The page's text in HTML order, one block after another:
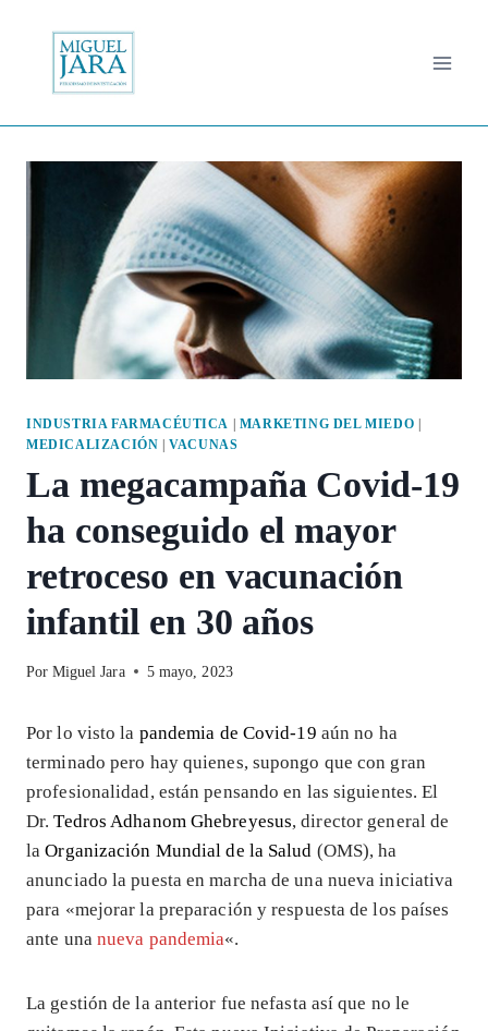
contenido
INDUSTRIA FARMACÉUTICA MARKETING DEL MIEDO
MEDICALIZACIÓN |VACUNAS
La megacampaña Covid-19
ha conseguido el mayor
retroceso en vacunación
infantil en 30 años
Por Miguel Jara 5 mayo, 2023
Por lo visto la pandemia de Covid-19 aún no ha
terminado pero hay quienes, supongo que con gran
profesionalidad, están pensando en las siguientes. El
Dr.Tedros Adhanom Ghebreyesus, director general de
laOrganización Mundial de la Salud (OMS), ha
anunciado la puesta en marcha de una nueva iniciativa
para «mejorar la preparación y respuesta de los países
ante una nueva pandemia«.
La gestión de la anterior fue nefasta así que no le